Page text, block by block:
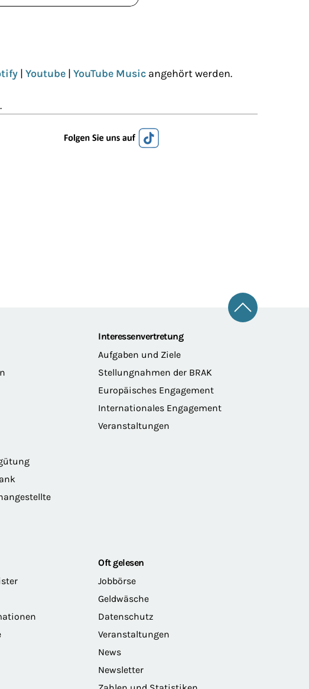
| Youtube | YouTube Music angehört werden.
Zum
Interessenvertretung
Aufgaben und Ziele
Stellungnahmen der BRAK
Europäisches Engagement
Internationales Engagement
Veranstaltungen
Oft gelesen
Jobbörse
Geldwäsche
Datenschutz
Veranstaltungen
News
Newsletter